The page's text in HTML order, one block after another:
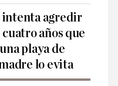
agredir
años que
playa de
lo evita